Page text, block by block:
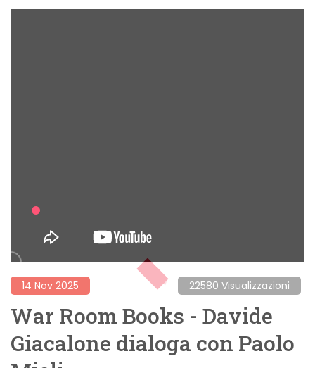
14 Nov 2025 22580 Visualizzazioni
War Room Books - Davide
Giacalone dialoga con Paolo